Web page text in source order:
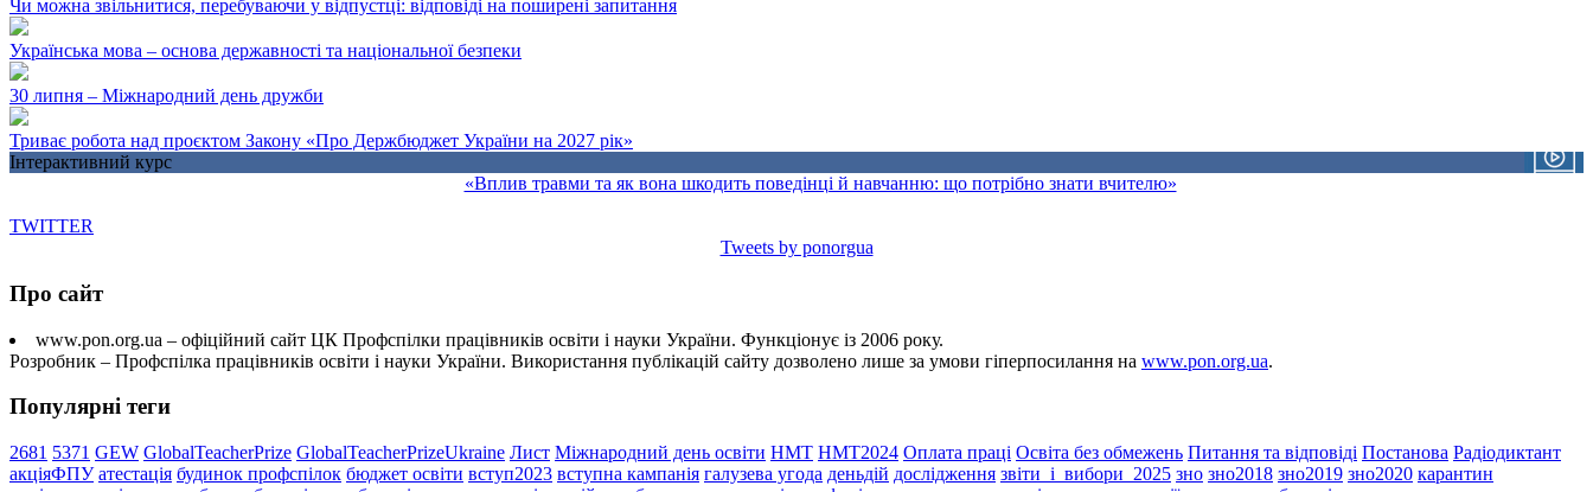
Чи можна звільнитися, перебуваючи у відпустці: відповіді на поширені запитання
Українська мова – основа державності та національної безпеки
30 липня – Міжнародний день дружби
Триває робота над проєктом Закону «Про Держбюджет України на 2027 рік»
Інтерактивний курс
«Вплив травми та як вона шкодить поведінці й навчанню: що потрібно знати вчителю»
TWITTER
Tweets by ponorgua
Про сайт
www.pon.org.ua – офіційний сайт ЦК Профспілки працівників освіти і науки України. Функціонує із 2006 року.
Розробник – Профспілка працівників освіти і науки України. Використання публікацій сайту дозволено лише за умови гіперпосилання на www.pon.org.ua.
Популярні теги
2681 5371 GEW GlobalTeacherPrize GlobalTeacherPrizeUkraine Лист Міжнародний день освіти НМТ НМТ2024 Оплата праці Освіта без обмежень Питання та відповіді Постанова Радіодиктант
акціяФПУ атестація будинок профспілок бюджет освіти вступ2023 вступна кампанія галузева угода деньдій дослідження звіти_і_вибори_2025 зно зно2018 зно2019 зно2020 карантин